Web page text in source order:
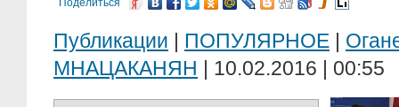
Поделиться
Публикации | ПОПУЛЯРНОЕ |
МНАЦАКАНЯН | 10.02.2016 | 00:55